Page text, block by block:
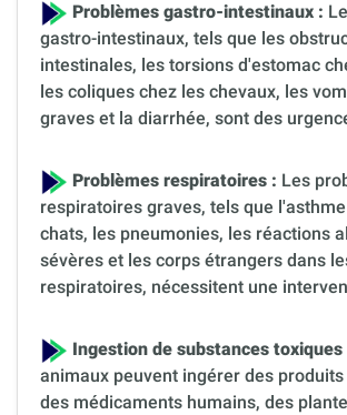
Problèmes gastro-intestinaux :
gastro-intestinaux, tels que les
intestinales, les torsions d'estomac
les coliques chez les chevaux, les
graves et la diarrhée, sont des
Problèmes respiratoires : Les
respiratoires graves, tels que
chats, les pneumonies, les réactions
sévères et les corps étrangers dans
respiratoires, nécessitent une
Ingestion de substances toxiques
animaux peuvent ingérer des
des médicaments humains, des